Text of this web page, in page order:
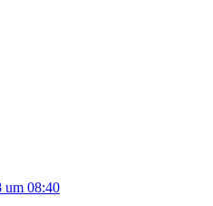
um 08:40